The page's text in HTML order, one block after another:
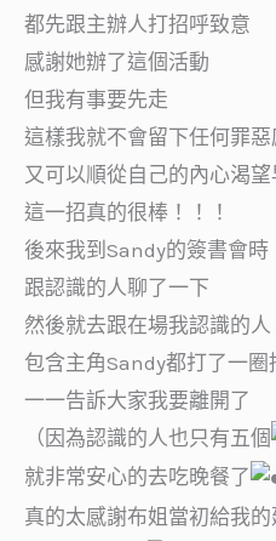
都先跟主辦人打招呼致意
感謝她辦了這個活動
但我有事要先走
這樣我就不會留下任何罪
又可以順從自己的內心渴望
這一招真的很棒！！！
後來我到Sandy的簽書會時
跟認識的人聊了一下
然後就去跟在場我認識的人
包含主角Sandy都打了一圈
一一告訴大家我要離開了
（因為認識的人也只有五個
就非常安心的去吃晚餐了
真的太感謝布姐當初給我的